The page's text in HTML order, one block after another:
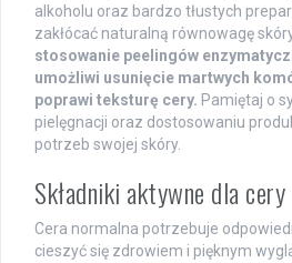
alkoholu oraz bardzo tłustych
zakłócać naturalną równowagę
stosowanie peelingów
umożliwi usunięcie martwych
poprawi teksturę cery. Pamiętaj o
pielęgnacji oraz dostosowaniu
potrzeb swojej skóry.
Składniki aktywne dla
Cera normalna potrzebuje
cieszyć się zdrowiem i pięknym